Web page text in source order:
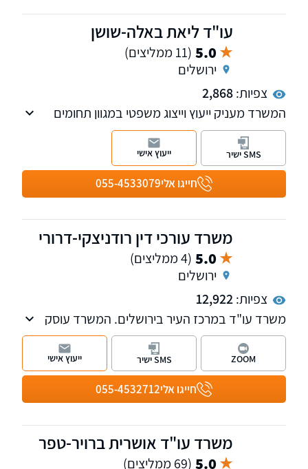
עו"ד ליאת באלה-שושן
5.0 (11 ממליצים)
ירושלים
צפיות:2,868
המשרד מעניק ייעוץ וייצוג משפטי במגוון תחומים
ובהם דיני משפחה, ירושה, צוואות, ייפוי כוח
מתמשך, מקרקעין ונדל"ן ועוד
חייגו אלי055-4533079
SMS ישיר ייעוץ אישי
משרד עורכי דין רודניצקי-דרורי
5.0 (4 ממליצים)
ירושלים
צפיות:12,922
משרד עו"ד במרכז העיר בירושלים. המשרד עוסק
בכמה תחומים: דיני משפחה, רשלנות רפואית,
משפט מנהלי ועתירות מנהליות וכן ייצוג בפני בתי
דין משמעתיים.
חייגו אלי055-4532712
ZOOM SMS ישיר ייעוץ אישי
משרד עו"ד אושרית ברויר-טפר
5.0 (69 ממליצים)